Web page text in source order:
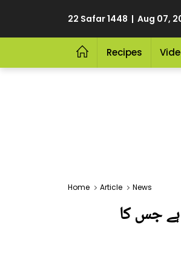
22 Safar 1448 | Aug 07,
Recipes
Home Article News
ہے جس کا